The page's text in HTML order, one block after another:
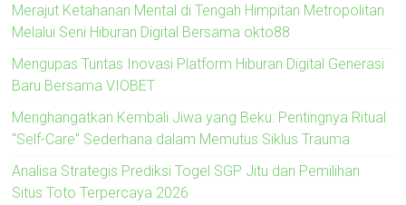
Merajut Ketahanan Mental di Tengah Himpitan Metropolitan
Melalui Seni Hiburan Digital Bersama okto88
Mengupas Tuntas Inovasi Platform Hiburan Digital Generasi
Baru Bersama VIOBET
Menghangatkan Kembali Jiwa yang Beku: Pentingnya Ritual
“Self-Care” Sederhana dalam Memutus Siklus Trauma
Analisa Strategis Prediksi Togel SGP Jitu dan Pemilihan
Situs Toto Terpercaya 2026